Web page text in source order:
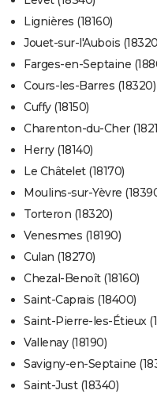
Lignières (18160)
Jouet-sur-l'Aubois
Farges-en-Septaine
Cours-les-Barres (18320)
Cuffy (18150)
Charenton-du-Cher
Herry (18140)
Le Châtelet (18170)
Moulins-sur-Yèvre
Torteron (18320)
Venesmes (18190)
Culan (18270)
Chezal-Benoît (18160)
Saint-Caprais (18400)
Saint-Pierre-les-Étieux
Vallenay (18190)
Savigny-en-Septaine
Saint-Just (18340)